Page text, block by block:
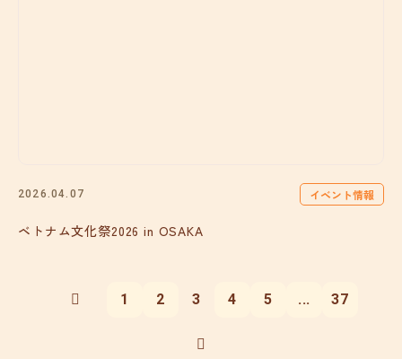
2026.04.07 イベント情報
ベトナム文化祭2026 in OSAKA
1 2 3 4 5 ... 37